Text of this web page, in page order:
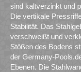
sind kaltverzinkt und
Die vertikale
Stabilität. Das
verschweißt und
Stößen des Bodens
der Germany-
Ebenen. Die